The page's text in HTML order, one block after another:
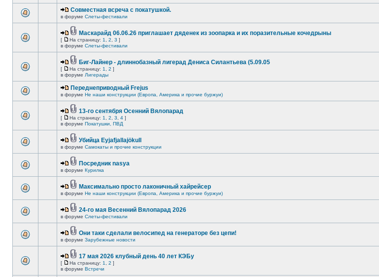
Совместная всреча с покатушкой.
в форуме Слеты-фестивали
Маскарайд 06.06.26 приглашает дяденек из зоопарка и их поразительные кочедрыны
[ На страницу: 1 2 3 ]
в форуме Слеты-фестивали
Биг-Лайнер - длиннобазный лигерад Дениса Силантьева (5.09.05
[ На страницу: 1 2 ]
в форуме Лигерады
Переднеприводный Frejus
в форуме Не наши конструкции (Европа, Америка и прочие буржуи)
13-го сентября Осенний Вялопарад
[ На страницу: 1 2 3 4 ]
в форуме Покатушки, ПВД
Убийца Eyjafjallajökull
в форуме Самокаты и прочие конструкции
Посредник nasya
в форуме Курилка
Максимально просто лаконичный хайрейсер
в форуме Не наши конструкции (Европа, Америка и прочие буржуи)
24-го мая Весенний Вялопарад 2026
в форуме Слеты-фестивали
Они таки сделали велосипед на генераторе без цепи!
в форуме Зарубежные новости
17 мая 2026 клубный день 40 лет КЭБу
[ На страницу: 1 2 ]
в форуме Встречи